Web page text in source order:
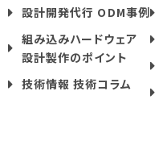
設計開発代行 ODM事例
組み込みハードウェア
設計製作のポイント
技術情報 技術コラム